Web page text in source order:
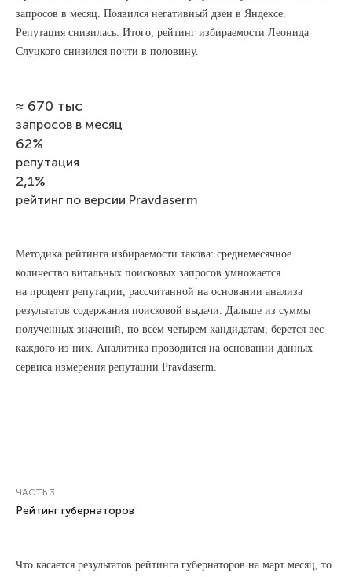
запросов в месяц. Появился негативный дзен в Яндексе.
Репутация снизилась. Итого, рейтинг избираемости Леонида
Слуцкого снизился почти в половину.
≈ 670 тыс
запросов в месяц
62%
репутация
2,1%
рейтинг по версии Pravdaserm
Методика рейтинга избираемости такова: среднемесячное
количество витальных поисковых запросов умножается
на процент репутации, рассчитанной на основании анализа
результатов содержания поисковой выдачи. Дальше из суммы
полученных значений, по всем четырем кандидатам, берется вес
каждого из них. Аналитика проводится на основании данных
сервиса измерения репутации Pravdaserm.
ЧАСТЬ 3
Рейтинг губернаторов
Что касается результатов рейтинга губернаторов на март месяц, то